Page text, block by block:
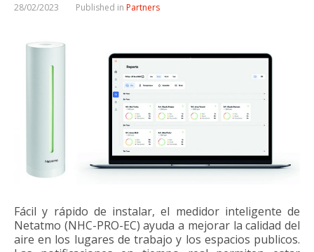
28/02/2023 Published in Partners
Fácil y rápido de instalar, el medidor inteligente de
Netatmo (NHC-PRO-EC) ayuda a mejorar la calidad del
aire en los lugares de trabajo y los espacios publicos.